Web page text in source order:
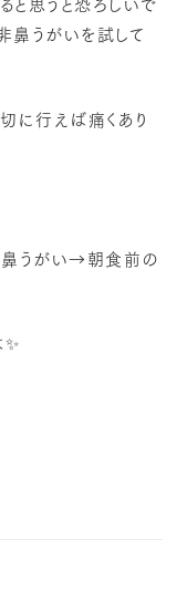
鼻うがいを試して
に行えば痛くあり
鼻うがい→朝食前の